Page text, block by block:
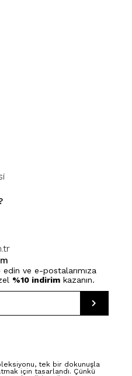
ve e-postalarımıza
%10 indirim kazanın.
tek bir dokunuşla
için tasarlandı. Çünkü